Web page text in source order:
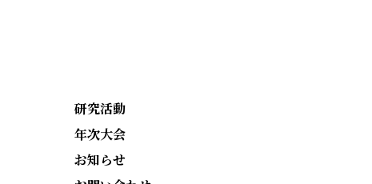
研究活動
年次大会
お知らせ